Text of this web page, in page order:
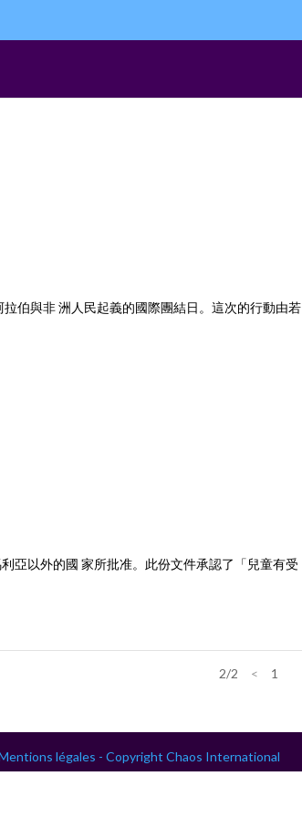
伯與非 洲人民起義的國際團結日。這次的行動由若
亞以外的國 家所批准。此份文件承認了「兒童有受
2/2 < 1
légales - Copyright Chaos International